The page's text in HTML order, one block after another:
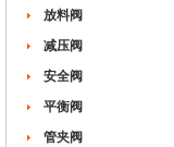
放料阀
减压阀
安全阀
平衡阀
管夹阀